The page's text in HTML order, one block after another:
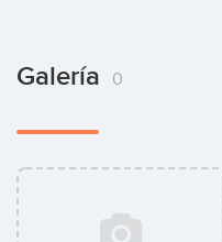
Galería 0